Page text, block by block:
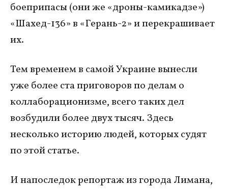
боеприпасы (они же «дроны-камикадзе»)
«Шахед-136» в «Герань-2» и перекрашивает
их.
Тем временем в самой Украине вынесли
уже более ста приговоров по делам о
коллаборационизме, всего таких дел
возбудили более двух тысяч. Здесь
несколько историю людей, которых судят
по этой статье.
И напоследок репортаж из города Лимана,